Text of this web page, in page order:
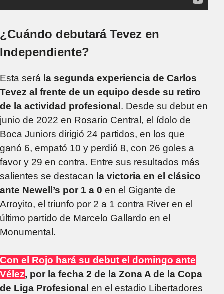
¿Cuándo debutará Tevez en
Independiente?
Esta será la segunda experiencia de Carlos
Tevez al frente de un equipo desde su retiro
de la actividad profesional . Desde su debut en
junio de 2022 en Rosario Central, el ídolo de
Boca Juniors dirigió 24 partidos, en los que
ganó 6, empató 10 y perdió 8, con 26 goles a
favor y 29 en contra. Entre sus resultados más
salientes se destacan la victoria en el clásico
ante Newell’s por 1 a 0 en el Gigante de
Arroyito, el triunfo por 2 a 1 contra River en el
último partido de Marcelo Gallardo en el
Monumental.
Con el Rojo hará su debut el domingo ante
Vélez, por la fecha 2 de la Zona A de la Copa
de Liga Profesional en el estadio Libertadores